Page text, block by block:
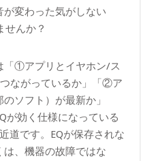
変わった気がしない
んか？
「①アプリとイヤホン/ス
ながっているか」「②ア
ソフト）が最新か」
が効く仕様になっている
道です。EQが保存されな
、機器の故障ではな